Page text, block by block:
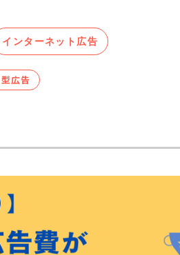
インターネット広告
広告